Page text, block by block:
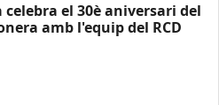
celebra el 30è aniversari del
amb l'equip del RCD